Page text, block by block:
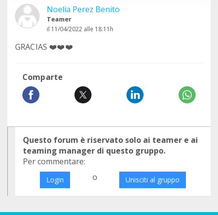
Noelia Perez Benito
Teamer
il 11/04/2022 alle 18:11h
GRACIAS ❤️❤️❤️
Comparte
Questo forum è riservato solo ai teamer e ai
teaming manager di questo gruppo.
Per commentare:
Login o Unisciti al gruppo